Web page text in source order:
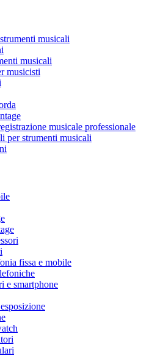
musicali
musicali
musicisti
musicale professionale
per strumenti musicali
fissa e mobile
e smartphone